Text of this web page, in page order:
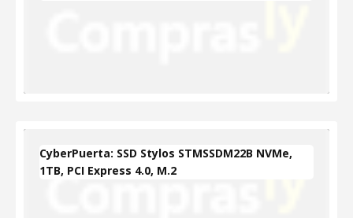
CyberPuerta: SSD Stylos STMSSDM22B NVMe,
1TB, PCI Express 4.0, M.2